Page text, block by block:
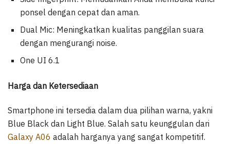
ponsel dengan cepat dan aman.
Dual Mic: Meningkatkan kualitas panggilan suara
dengan mengurangi noise.
One UI 6.1
Harga dan Ketersediaan
Smartphone ini tersedia dalam dua pilihan warna, yakni
Blue Black dan Light Blue. Salah satu keunggulan dari
Galaxy A06 adalah harganya yang sangat kompetitif.